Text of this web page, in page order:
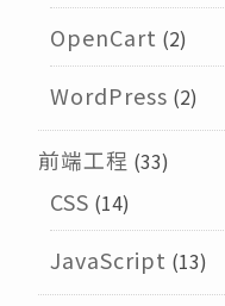
OpenCart (2)
WordPress (2)
前端工程 (33)
CSS (14)
JavaScript (13)